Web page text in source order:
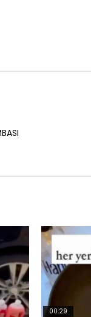
00:29